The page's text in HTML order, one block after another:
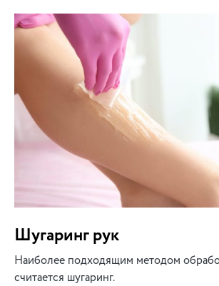
Шугаринг рук
Наиболее подходящим методом
считается шугаринг.